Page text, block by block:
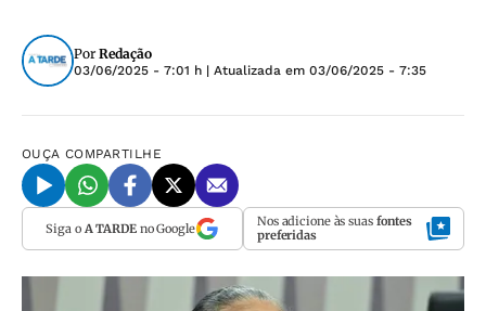
Por Redação
03/06/2025 - 7:01 h | Atualizada em 03/06/2025 - 7:35
OUÇA COMPARTILHE
Siga o A TARDEno Google Nos adicione às suas fontes
preferidas